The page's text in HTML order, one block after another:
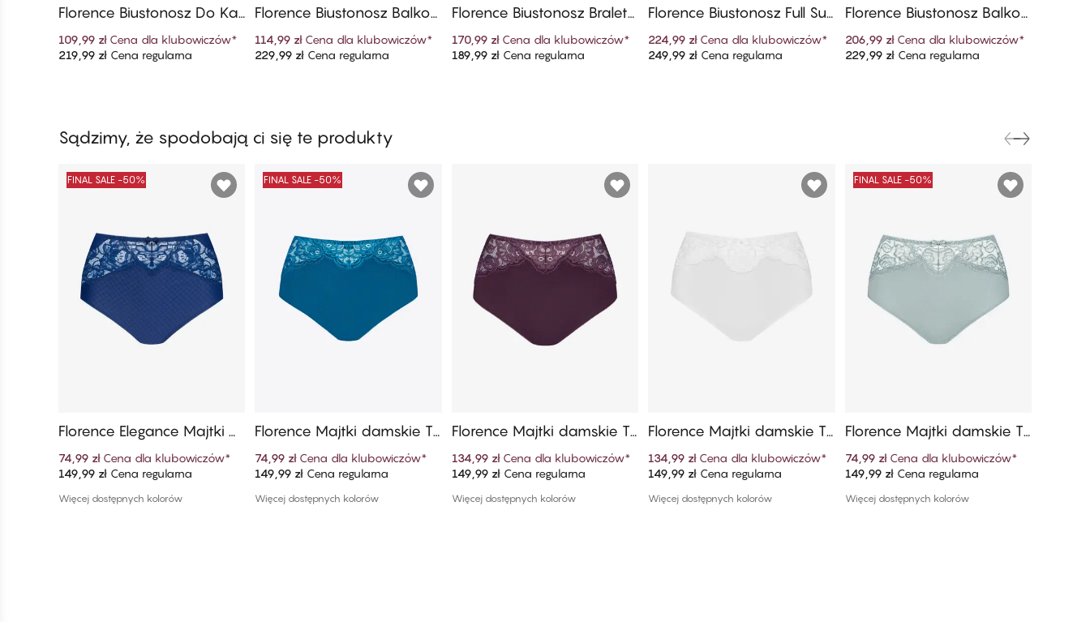
Dodaj do koszyka
Florence Biustonosz Do Kar
109,99 zł Cena dla klubowiczów*
219,99 zł Cena regularna Dodaj do koszyka
Florence Biustonosz Balkon
114,99 zł Cena dla klubowiczów*
229,99 zł Cena regularna Dodaj do koszyka
Florence Biustonosz Braletk
170,99 zł Cena dla klubowiczów*
189,99 złCena regularna Dodaj do koszyka
Florence Biustonosz Full Su
224,99 zł Cena dla klubowiczów*
249,99 zł Cena regularna Dodaj do koszyka
Florence Biustonosz Balkon
206,99 zł Cena dla klubowiczów*
229,99 złCena regularna
Sądzimy, że spodobają ci się te produkty
Dodaj do koszyka
FINAL SALE -50%
Florence Elegance Majtki d
amskie Tai Z Wysokim Sta
nem
74,99 zł Cena dla klubowiczów*
149,99 zł Cena regularna
Więcej dostępnych kolorów
Dodaj do koszyka
FINAL SALE -50%
Florence Majtki damskie Ta
i Z Wysokim Stanem
74,99 zł Cena dla klubowiczów*
149,99 zł Cena regularna
Więcej dostępnych kolorów
Dodaj do koszyka
Florence Majtki damskie Ta
i Z Wysokim Stanem
134,99 zł Cena dla klubowiczów*
149,99 złCena regularna
Więcej dostępnych kolorów
Dodaj do koszyka
Florence Majtki damskie Ta
i Z Wysokim Stanem
134,99 zł Cena dla klubowiczów*
149,99 zł Cena regularna
Więcej dostępnych kolorów
Dodaj do koszyka
FINAL SALE -50%
Florence Majtki damskie Ta
i Z Wysokim Stanem
74,99 zł Cena dla klubowiczów*
149,99 złCena regularna
Więcej dostępnych kolorów